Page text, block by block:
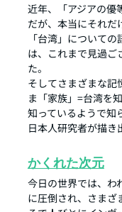
近年、「アジアの優
だが、本当にそれだ
「台湾」について
は、これまで見過ご
た。
そしてさまざまな記
ま「家族」=台湾を
知っているようで知
日本人研究者が描き
かくれた次元
今日の世界では、わ
に圧倒され、さまざ